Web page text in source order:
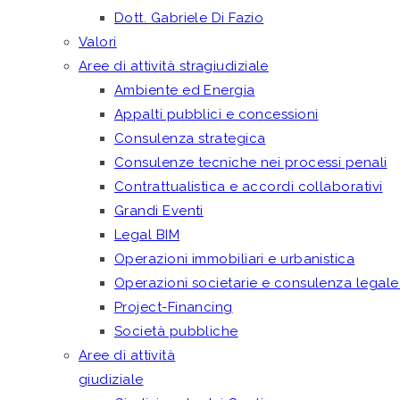
Dott. Gabriele Di Fazio
Valori
Aree di attività stragiudiziale
Ambiente ed Energia
Appalti pubblici e concessioni
Consulenza strategica
Consulenze tecniche nei processi penali
Contrattualistica e accordi collaborativi
Grandi Eventi
Legal BIM
Operazioni immobiliari e urbanistica
Operazioni societarie e consulenza legale
Project-Financing
Società pubbliche
Aree di attività
giudiziale